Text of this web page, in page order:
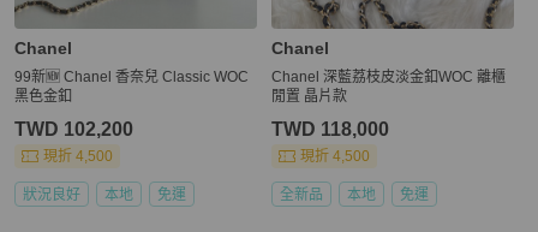
Chanel
99新🆕 Chanel 香奈兒 Classic WOC
黑色金釦
TWD 102,200
現折 4,500
狀況良好 本地 免運
Chanel
Chanel 深藍荔枝皮淡金釦WOC 離櫃
閒置 晶片款
TWD 118,000
現折 4,500
全新品 本地 免運